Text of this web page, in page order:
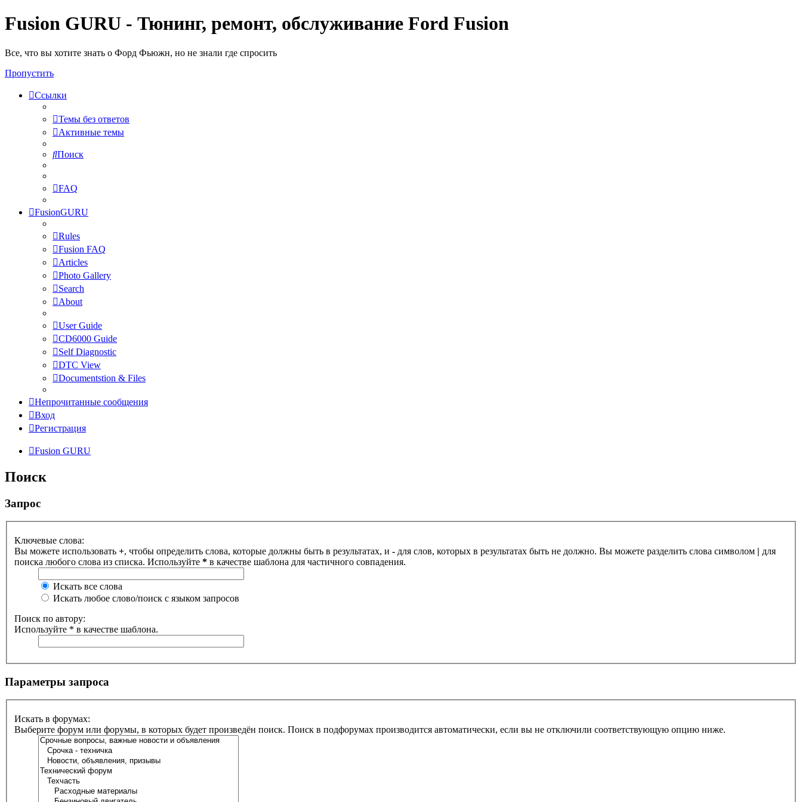
Fusion GURU - Тюнинг, ремонт, обслуживание Ford Fusion
Все, что вы хотите знать о Форд Фьюжн, но не знали где спросить
Пропустить
Ссылки
Темы без ответов
Активные темы
Поиск
FAQ
FusionGURU
Rules
Fusion FAQ
Articles
Photo Gallery
Search
About
User Guide
CD6000 Guide
Self Diagnostic
DTC View
Documentstion & Files
Непрочитанные сообщения
Вход
Регистрация
Fusion GURU
Поиск
Запрос
Ключевые слова:
Вы можете использовать +, чтобы определить слова, которые должны быть в результатах, и - для слов, которых в результатах быть не должно. Вы можете разделить слова символом | для
поиска любого слова из списка. Используйте * в качестве шаблона для частичного совпадения.
Искать все слова
Искать любое слово/поиск с языком запросов
Поиск по автору:
Используйте * в качестве шаблона.
Параметры запроса
Искать в форумах:
Выберите форум или форумы, в которых будет произведён поиск. Поиск в подфорумах производится автоматически, если вы не отключили соответствующую опцию ниже.